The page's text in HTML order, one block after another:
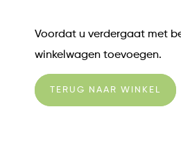
Voordat u verdergaat met
winkelwagen toevoegen.
TERUG NAAR WINKEL